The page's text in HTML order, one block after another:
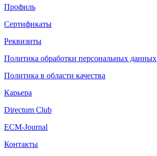
Профиль
Сертификаты
Реквизиты
Политика обработки персональных данных
Политика в области качества
Карьера
Directum Club
ECM-Journal
Контакты